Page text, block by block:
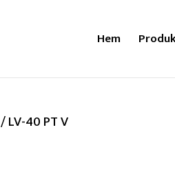
Hem
/ LV-40 PT V